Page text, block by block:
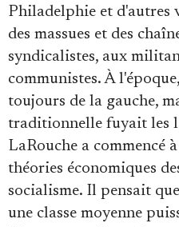
Philadelphie et d'autres
des massues et des
syndicalistes, aux
communistes. À
toujours de la gauche,
traditionnelle fuyait les
LaRouche a commencé
théories économiques
socialisme. Il pensait
une classe moyenne